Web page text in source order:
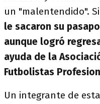
un "malentendido".
le sacaron su
aunque logró
ayuda de la
Futbolistas
Un integrante de